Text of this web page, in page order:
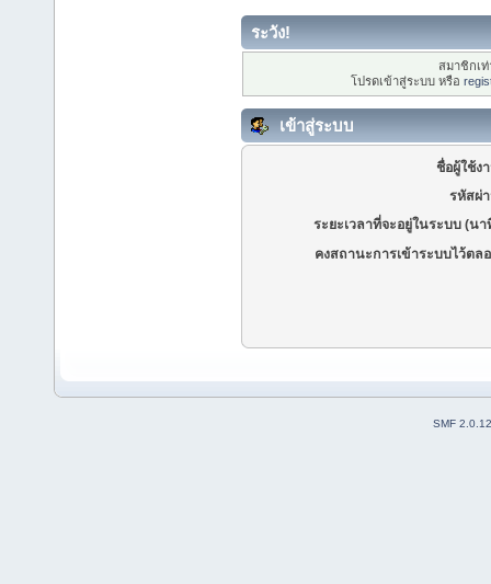
ระวัง!
สมาชิกเ
โปรดเข้าสู่ระบบ หรือ
เข้าสู่ระบบ
ชื่อผู้ใช้ง
รหัสผ่
ระยะเวลาที่จะอยู่ในระบบ (นา
คงสถานะการเข้าระบบไว้ตล
SMF 2.0.12